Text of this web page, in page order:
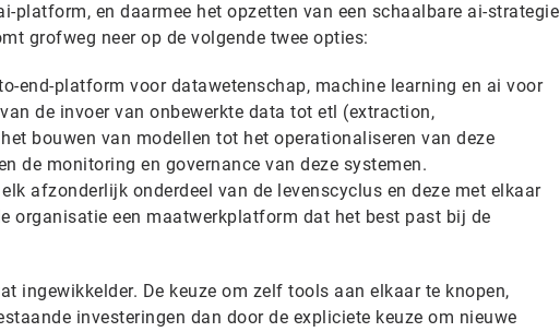
platform, en daarmee het opzetten van een schaalbare ai-strategie
grofweg neer op de volgende twee opties:
end-platform voor datawetenschap, machine learning en ai voor
de invoer van onbewerkte data tot etl (extraction,
bouwen van modellen tot het operationaliseren van deze
de monitoring en governance van deze systemen.
afzonderlijk onderdeel van de levenscyclus en deze met elkaar
organisatie een maatwerkplatform dat het best past bij de
ingewikkelder. De keuze om zelf tools aan elkaar te knopen,
investeringen dan door de expliciete keuze om nieuwe